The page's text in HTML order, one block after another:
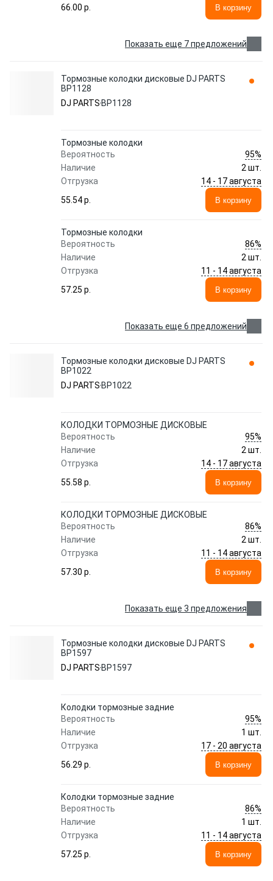
66.00 p.
В корзину
Показать еще 7 предложений
Тормозные колодки дисковые DJ PARTS
BP1128
DJ PARTS BP1128
Тормозные колодки
Вероятность
95%
Наличие
2 шт.
Отгрузка
14 - 17 августа
55.54 p.
В корзину
Тормозные колодки
Вероятность
86%
Наличие
2 шт.
Отгрузка
11 - 14 августа
57.25 p.
В корзину
Показать еще 6 предложений
Тормозные колодки дисковые DJ PARTS
BP1022
DJ PARTS BP1022
КОЛОДКИ ТОРМОЗНЫЕ ДИСКОВЫЕ
Вероятность
95%
Наличие
2 шт.
Отгрузка
14 - 17 августа
55.58 p.
В корзину
КОЛОДКИ ТОРМОЗНЫЕ ДИСКОВЫЕ
Вероятность
86%
Наличие
2 шт.
Отгрузка
11 - 14 августа
57.30 p.
В корзину
Показать еще 3 предложения
Тормозные колодки дисковые DJ PARTS
BP1597
DJ PARTS BP1597
Колодки тормозные задние
Вероятность
95%
Наличие
1 шт.
Отгрузка
17 - 20 августа
56.29 p.
В корзину
Колодки тормозные задние
Вероятность
86%
Наличие
1 шт.
Отгрузка
11 - 14 августа
57.25 p.
В корзину